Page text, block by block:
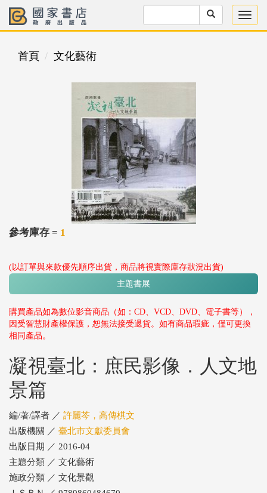
首頁 文化藝術
參考庫存 = 1
(以訂單與來款優先順序出貨，商品將視實際庫存狀況出貨)
主題書展
購買產品如為數位影音商品（如：CD、VCD、DVD、電子書等），
因受智慧財產權保護，恕無法接受退貨。如有商品瑕疵，僅可更換
相同產品。
凝視臺北：庶民影像．人文地
景篇
編/著/譯者 ／ 許麗芩，高傳棋文
出版機關 ／ 臺北市文獻委員會
出版日期 ／ 2016-04
主題分類 ／ 文化藝術
施政分類 ／ 文化景觀